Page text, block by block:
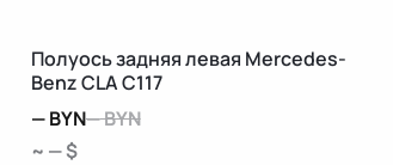
Полуось задняя левая Mercedes-
Benz CLA C117
—BYN—BYN
~ — $